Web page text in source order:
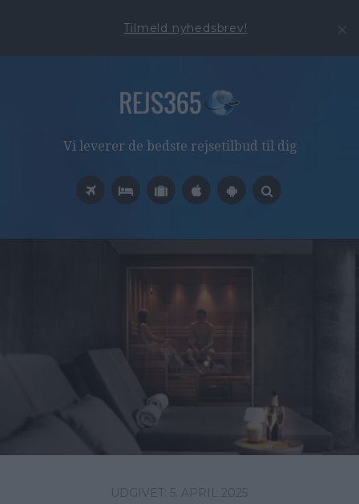
Tilmeld nyhedsbrev!
Vi leverer de bedste rejsetilbud til dig
5. APRIL 2025